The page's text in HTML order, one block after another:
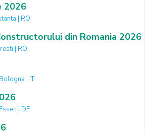
2026
| RO
din Romania 2026
| RO
| IT
| DE